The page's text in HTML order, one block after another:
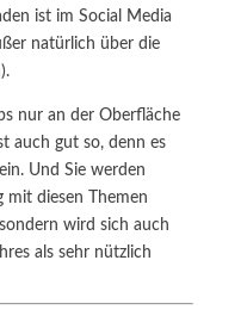
ist im Social Media
natürlich über die
nur an der Oberfläche
auch gut so, denn es
Und Sie werden
mit diesen Themen
wird sich auch
als sehr nützlich